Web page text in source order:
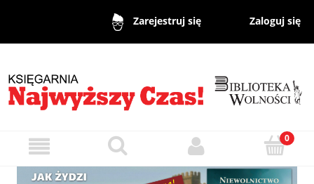
Zarejestruj się Zaloguj się